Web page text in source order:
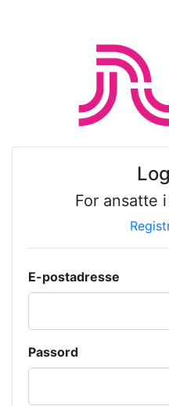
For ansatte
E-postadresse
Passord